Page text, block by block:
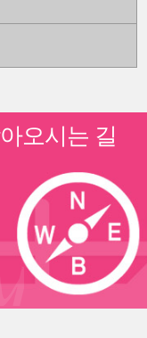
오시는 길